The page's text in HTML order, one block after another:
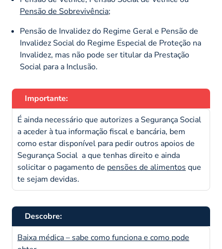
Pensão de Sobrevivência;
Pensão de Invalidez do Regime Geral e Pensão de
Invalidez Social do Regime Especial de Proteção na
Invalidez, mas não pode ser titular da Prestação
Social para a Inclusão.
Importante:
É ainda necessário que autorizes a Segurança Social
a aceder à tua informação fiscal e bancária, bem
como estar disponível para pedir outros apoios de
Segurança Social a que tenhas direito e ainda
solicitar o pagamento de pensões de alimentos que
te sejam devidas.
Descobre:
Baixa médica – sabe como funciona e como pode